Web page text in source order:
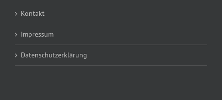
Kontakt
Impressum
Datenschutzerklärung